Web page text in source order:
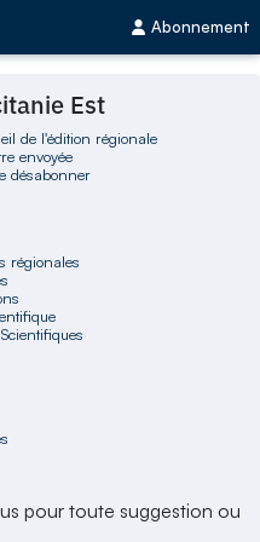
Abonnement
Est
de l'édition régionale
envoyée
désabonner
régionales
pour toute suggestion ou